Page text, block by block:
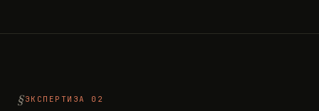
ЭКСПЕРТИЗА 02